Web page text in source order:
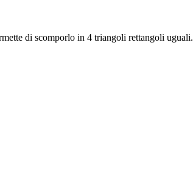
di scomporlo in 4 triangoli rettangoli uguali.